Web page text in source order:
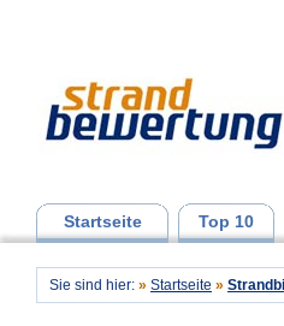
Startseite Top 10
Sie sind hier: » Startseite »